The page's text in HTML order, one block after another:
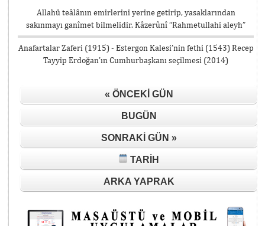
Allahü teâlânın emirlerini yerine getirip, yasaklarından
sakınmayı ganîmet bilmelidir. Kâzerûnî “Rahmetullahi aleyh”
Anafartalar Zaferi (1915) - Estergon Kalesi’nin fethi (1543) Recep
Tayyip Erdoğan’ın Cumhurbaşkanı seçilmesi (2014)
« ÖNCEKI GÜN
BUGÜN
SONRAKI GÜN »
TARIH
ARKA YAPRAK